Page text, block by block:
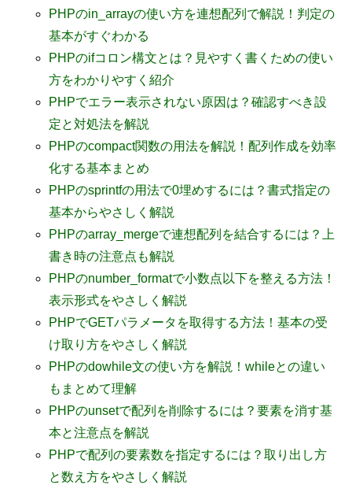
PHPのin_arrayの使い方を連想配列で解説！判定の
基本がすぐわかる
PHPのifコロン構文とは？見やすく書くための使い
方をわかりやすく紹介
PHPでエラー表示されない原因は？確認すべき設
定と対処法を解説
PHPのcompact関数の用法を解説！配列作成を効率
化する基本まとめ
PHPのsprintfの用法で0埋めするには？書式指定の
基本からやさしく解説
PHPのarray_mergeで連想配列を結合するには？上
書き時の注意点も解説
PHPのnumber_formatで小数点以下を整える方法！
表示形式をやさしく解説
PHPでGETパラメータを取得する方法！基本の受
け取り方をやさしく解説
PHPのdowhile文の使い方を解説！whileとの違い
もまとめて理解
PHPのunsetで配列を削除するには？要素を消す基
本と注意点を解説
PHPで配列の要素数を指定するには？取り出し方
と数え方をやさしく解説